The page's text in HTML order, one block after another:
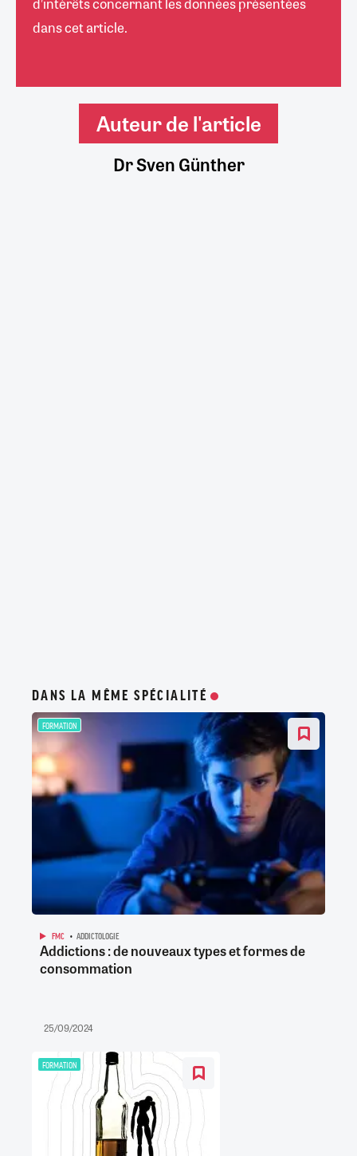
dans cet article.
Auteur de l'article
Dr Sven Günther
DANS LA MÊME SPÉCIALITÉ
FORMATION
FMC ADDICTOLOGIE
Addictions : de nouveaux types et formes de
consommation
25/09/2024
FORMATION